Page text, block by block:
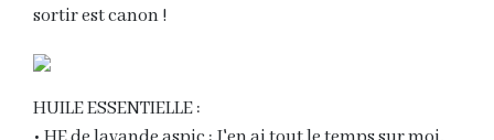
sortir est canon !
HUILE ESSENTIELLE :